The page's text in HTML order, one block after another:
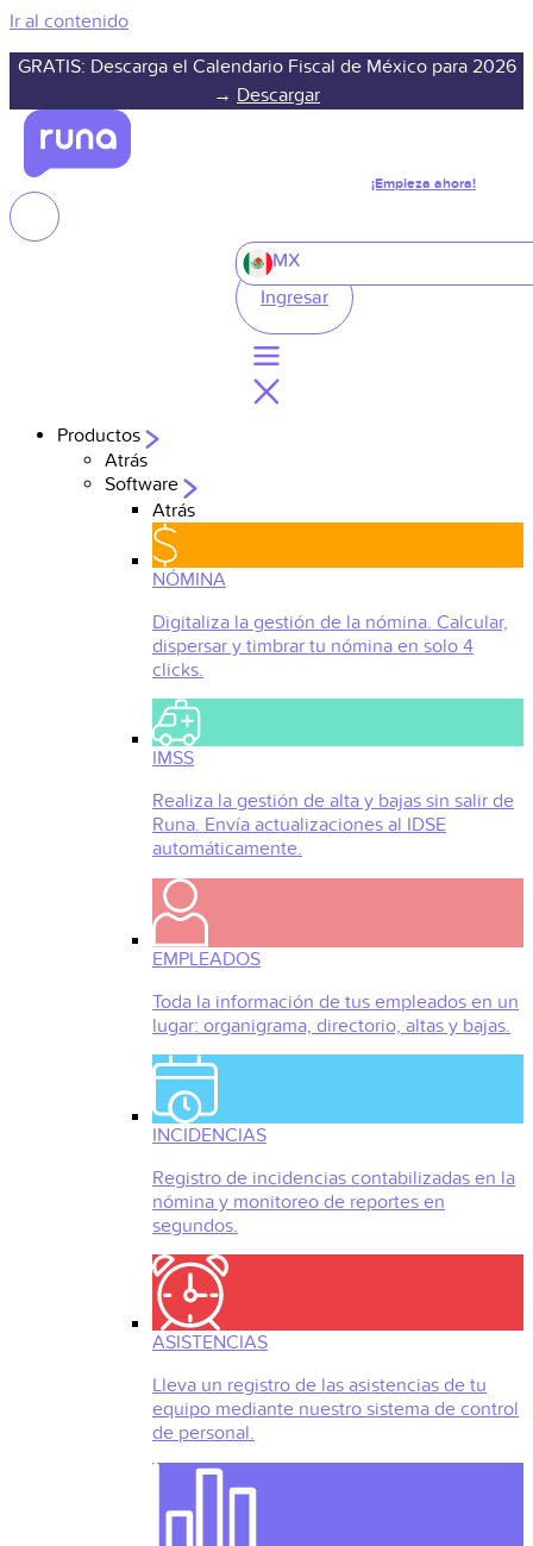
Ir al contenido
GRATIS: Descarga el Calendario Fiscal de México para 2026
→ Descargar
¡Empieza ahora!
MX
Ingresar
Productos
Atrás
Software
Atrás
NÓMINA
Digitaliza la gestión de la nómina. Calcular,
dispersar y timbrar tu nómina en solo 4
clicks.
IMSS
Realiza la gestión de alta y bajas sin salir de
Runa. Envía actualizaciones al IDSE
automáticamente.
EMPLEADOS
Toda la información de tus empleados en un
lugar: organigrama, directorio, altas y bajas.
INCIDENCIAS
Registro de incidencias contabilizadas en la
nómina y monitoreo de reportes en
segundos.
ASISTENCIAS
Lleva un registro de las asistencias de tu
equipo mediante nuestro sistema de control
de personal.